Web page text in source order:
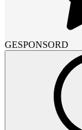
GESPONSORD